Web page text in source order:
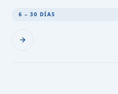
6 – 30 DÍAS